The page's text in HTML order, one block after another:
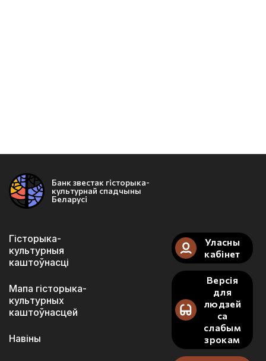
Банк звестак гісторыка-
культурнай спадчыны
Беларусі
Гісторыка-
культурныя
каштоўнасці
Мапа гісторыка-
культурных
каштоўнасцей
Навіны
Уласны
кабінет
Версія
для
людзей
са
слабым
зрокам